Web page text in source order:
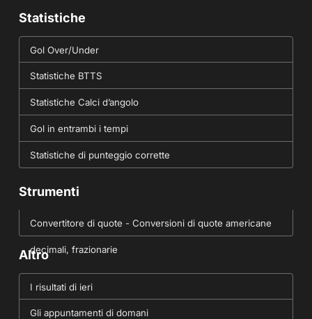
Statistiche
Gol Over/Under
Statistiche BTTS
Statistiche Calci d’angolo
Gol in entrambi i tempi
Statistiche di punteggio corrette
Strumenti
Convertitore di quote - Conversioni di quote americane
decimali, frazionarie
Altro
I risultati di ieri
Gli appuntamenti di domani